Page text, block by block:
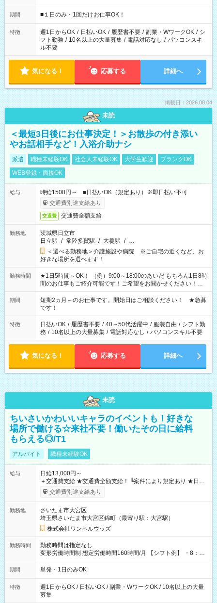
etc ★最短で3時間で5,120円のお仕事から 15時間で2万円近く稼
げるお仕事も！ ご希望のお時間に合わせてご紹介！ ※シフトは
ください！
期間 ■１日のみ・1回だけお仕事OK！
特徴 週1日からOK / 日払いOK / 履歴書不要 / 副業・WワークOK / シ
フト勤務 / 10名以上の大量募集 / 電話対応なし / パソコンスキ
ル不要
気になる！ 応募する 詳細へ
掲載日：2026.08.04
未読
＜最短3日後にお仕事決定！＞お散歩の付き添い
やお話相手など！入浴介助ナシ
派遣 職種未経験OK 社会人未経験OK 大学生歓迎
ブランクOK
WEB登録・面接OK
給与
時給1500円～ ■日払いOK（規定あり）※即日払い不可
交通費別途支給あり
交通費 交通費全額支給
勤務地
茨城県日立市
日立駅 / 常陸多賀駅 / 大甕駅 / …
＜選べる勤務地＞介護施設や病院 ※ご自宅の近くなど、お
好きな場所を選べます！
勤務時間
★1日5時間～OK！ （例）9:00～18:00のあいだ もちろん1日8時
間のお仕事もご紹介可能です！ご希望をお聞かせください！★
家庭の都合でお休みが必要な場合も遠慮なくご相談ください。
※週最低15時間以上の勤務が必要です
期間
短期2ヵ月～のお仕事です。開始日はご相談ください！ ★急募
です！
特徴 日払いOK / 履歴書不要 / 40～50代活躍中 / 服装自由 / シフト勤
務 / 10名以上の大量募集 / 電話対応なし / パソコンスキル不要
気になる！ 応募する 詳細へ
未読
ちいさいかわいいキャラのイベントも！好きな
場所で働ける☆来社不要！働いたその日に給料
もらえる◎/T1
アルバイト 職種未経験OK
給与
日給13,000円～
＋交通費支給 ★交通費全額支給！ ┗案件により規定あり ★日払
いOK！（規定あり） ┗働いたその日に現金GET♪ お仕事後はコ
ンビニATMから 日払い分を引き落とせます！ 【試用期間】試
交通費別途支給あり
勤務地
さいたま市大宮区
埼玉県さいたま市大宮区錦町（最寄り駅：大宮駅）
株式会社ワンベルウッズ
勤務時間
勤務時間は指定なし
変形労働時間制 想定労働時間160時間/月 【シフト例】 ・8：00
～21：00
期間 単発・1日のみOK
特徴
週1日からOK / 日払いOK / 副業・WワークOK / 10名以上の大量
募集